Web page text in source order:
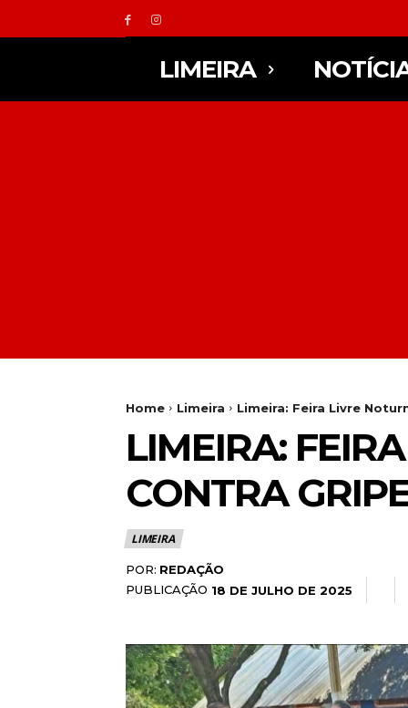
LIMEIRA
Home Limeira Limeira: Feira Livre
LIMEIRA:
CONTRA
LIMEIRA
POR: REDAÇÃO
PUBLICAÇÃO 18 DE JULHO DE 2025